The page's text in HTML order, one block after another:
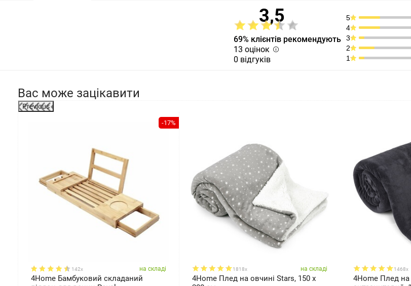
3,5
69% клієнтів рекомендують
13 оцінок
0 відгуків
5
4
3
2
1
Вас може зацікавити
Previous
-17%
142x на складі
4Home Бамбуковий складаний
1818x на складі
4Home Плед на овчині Stars, 150 x
1468x
4Home Плед на